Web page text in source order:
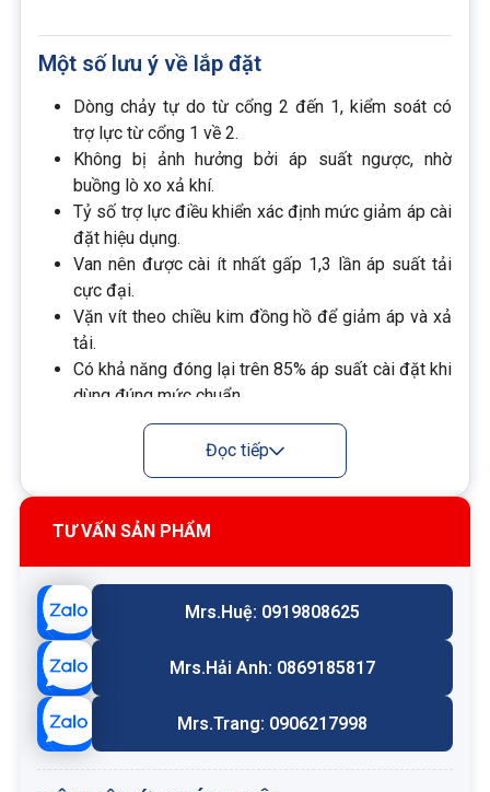
Một số lưu ý về lắp đặt
Dòng chảy tự do từ cổng 2 đến 1, kiểm soát có
trợ lực từ cổng 1 về 2.
Không bị ảnh hưởng bởi áp suất ngược, nhờ
buồng lò xo xả khí.
Tỷ số trợ lực điều khiển xác định mức giảm áp cài
đặt hiệu dụng.
Van nên được cài ít nhất gấp 1,3 lần áp suất tải
cực đại.
Vặn vít theo chiều kim đồng hồ để giảm áp và xả
tải.
Có khả năng đóng lại trên 85% áp suất cài đặt khi
dùng đúng mức chuẩn.
Rò rỉ rất thấp: chỉ khoảng 1 giọt dầu sau mỗi 4000
Thiết kế kín giữa các cổng, hạn chế rò và nhiễm
ẩm.
Có thể lắp trực tiếp vào cơ cấu chấp hành, tăng độ
Dễ thay thế, hoán đổi được với các dòng van 3
cổng tương đương cùng size.
Thông số kỹ thuật CAGA LHN
Cavity: T-17A
Series: 3
Lưu lượng: 240 Lpm
Đọc tiếp
TƯ VẤN SẢN PHẨM
Mrs.Huệ: 0919808625
Mrs.Hải Anh: 0869185817
Mrs.Trang: 0906217998